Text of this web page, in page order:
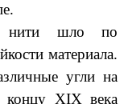
нити шло по
материала.
угли на
концу XIX века